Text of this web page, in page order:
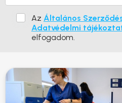
Az Általános
Adatvédelmi
elfogadom.